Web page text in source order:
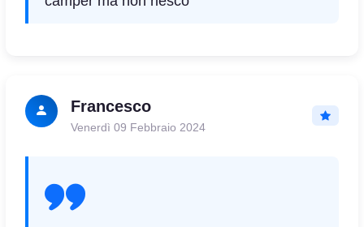
Francesco
Venerdì 09 Febbraio 2024